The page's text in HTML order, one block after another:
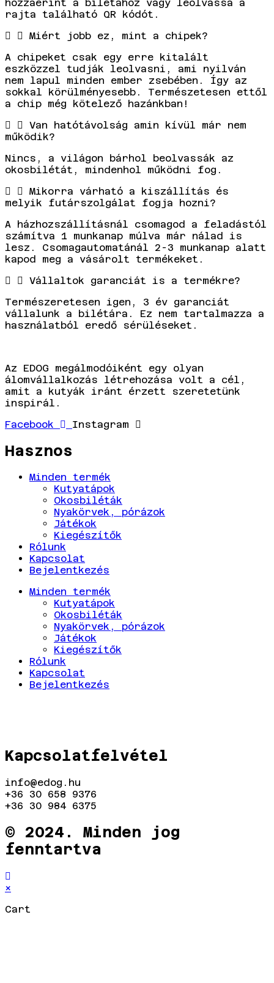
hozzáérint a bilétához vagy leolvassa a
rajta található QR kódót.
Miért jobb ez, mint a chipek?
A chipeket csak egy erre kitalált
eszközzel tudják leolvasni, ami nyilván
nem lapul minden ember zsebében. Így az
sokkal körülményesebb. Természetesen ettől
a chip még kötelező hazánkban!
Van hatótávolság amin kívül már nem
működik?
Nincs, a világon bárhol beolvassák az
okosbilétát, mindenhol működni fog.
Mikorra várható a kiszállítás és
melyik futárszolgálat fogja hozni?
A házhozszállításnál csomagod a feladástól
számítva 1 munkanap múlva már nálad is
lesz. Csomagautomatánál 2-3 munkanap alatt
kapod meg a vásárolt termékeket.
Vállaltok garanciát is a termékre?
Természeretesen igen, 3 év garanciát
vállalunk a bilétára. Ez nem tartalmazza a
használatból eredő sérüléseket.
Az EDOG megálmodóiként egy olyan
álomvállalkozás létrehozása volt a cél,
amit a kutyák iránt érzett szeretetünk
inspirál.
Facebook
Instagram
Hasznos
Minden termék
Kutyatápok
Okosbiléták
Nyakörvek, pórázok
Játékok
Kiegészítők
Rólunk
Kapcsolat
Bejelentkezés
Minden termék
Kutyatápok
Okosbiléták
Nyakörvek, pórázok
Játékok
Kiegészítők
Rólunk
Kapcsolat
Bejelentkezés
Kapcsolatfelvétel
info@edog.hu
+36 30 658 9376
+36 30 984 6375
© 2024. Minden jog
fenntartva
×
Cart